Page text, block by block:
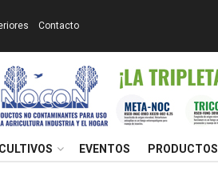
Contacto
CULTIVOS EVENTOS PRODUCTOS